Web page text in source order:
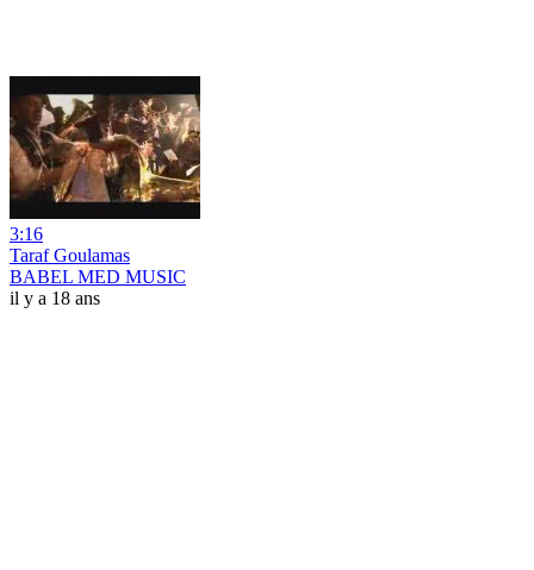
3:16
Taraf Goulamas
BABEL MED MUSIC
il y a 18 ans